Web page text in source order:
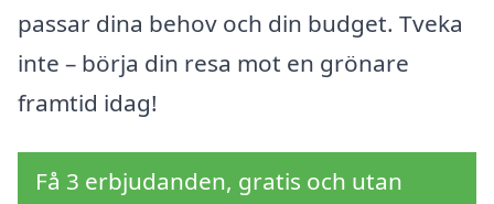
passar dina behov och din budget. Tveka
inte – börja din resa mot en grönare
framtid idag!
Få 3 erbjudanden, gratis och utan